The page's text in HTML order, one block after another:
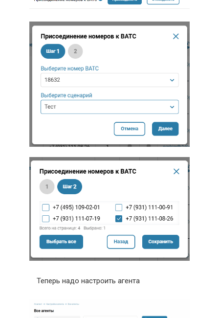
Теперь надо настроить агента